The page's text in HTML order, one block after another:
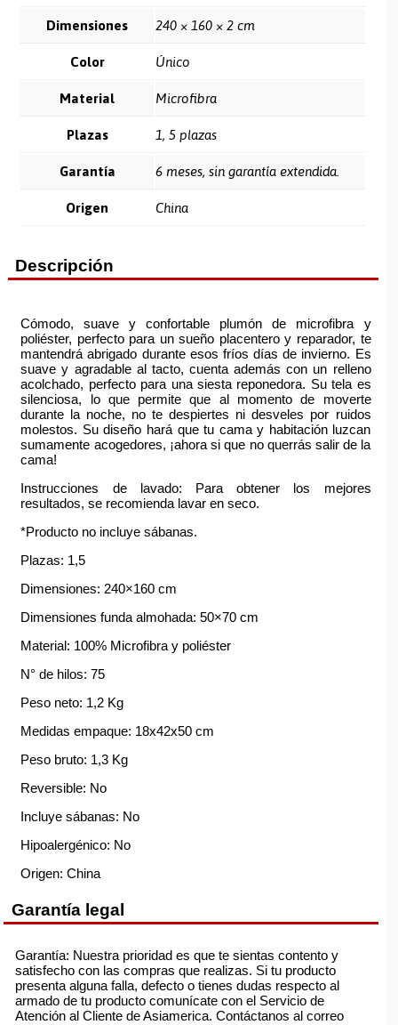
Dimensiones 240 × 160 × 2 cm
Color Único
Material Microfibra
Plazas 1, 5 plazas
Garantía 6 meses, sin garantía extendida.
Origen China
Descripción
Cómodo, suave y confortable plumón de microfibra y
poliéster, perfecto para un sueño placentero y reparador, te
mantendrá abrigado durante esos fríos días de invierno. Es
suave y agradable al tacto, cuenta además con un relleno
acolchado, perfecto para una siesta reponedora. Su tela es
silenciosa, lo que permite que al momento de moverte
durante la noche, no te despiertes ni desveles por ruidos
molestos. Su diseño hará que tu cama y habitación luzcan
sumamente acogedores, ¡ahora si que no querrás salir de la
cama!
Instrucciones de lavado: Para obtener los mejores
resultados, se recomienda lavar en seco.
*Producto no incluye sábanas.
Plazas: 1,5
Dimensiones: 240×160 cm
Dimensiones funda almohada: 50×70 cm
Material: 100% Microfibra y poliéster
N° de hilos: 75
Peso neto: 1,2 Kg
Medidas empaque: 18x42x50 cm
Peso bruto: 1,3 Kg
Reversible: No
Incluye sábanas: No
Hipoalergénico: No
Origen: China
Garantía legal
Garantía: Nuestra prioridad es que te sientas contento y
satisfecho con las compras que realizas. Si tu producto
presenta alguna falla, defecto o tienes dudas respecto al
armado de tu producto comunícate con el Servicio de
Atención al Cliente de Asiamerica. Contáctanos al correo